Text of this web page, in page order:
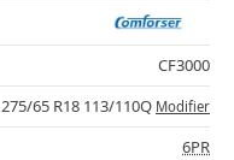
CF3000
275/65 R18 113/110Q Modifier
6PR